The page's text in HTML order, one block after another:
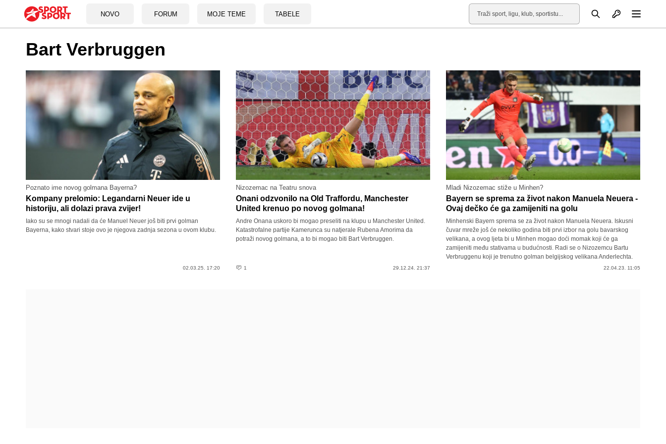
NOVO FORUM MOJE TEME TABELE
Pretraga Otvori profil
Bart Verbruggen
Poznato ime novog golmana Bayerna?
Kompany prelomio: Legandarni Neuer ide u
historiju, ali dolazi prava zvijer!
Iako su se mnogi nadali da će Manuel Neuer još biti prvi golman
Bayerna, kako stvari stoje ovo je njegova zadnja sezona u ovom klubu.
02.03.25. 17:20
Nizozemac na Teatru snova
Onani odzvonilo na Old Traffordu, Manchester
United krenuo po novog golmana!
Andre Onana uskoro bi mogao preseliti na klupu u Manchester United.
Katastrofalne partije Kamerunca su natjerale Rubena Amorima da
potraži novog golmana, a to bi mogao biti Bart Verbruggen.
1 29.12.24. 21:37
Mladi Nizozemac stiže u Minhen?
Bayern se sprema za život nakon Manuela Neuera -
Ovaj dečko će ga zamijeniti na golu
Minhenski Bayern sprema se za život nakon Manuela Neuera. Iskusni
čuvar mreže još će nekoliko godina biti prvi izbor na golu bavarskog
velikana, a ovog ljeta bi u Minhen mogao doći momak koji će ga
zamijeniti među stativama u budućnosti. Radi se o Nizozemcu Bartu
Verbruggenu koji je trenutno golman belgijskog velikana Anderlechta.
22.04.23. 11:05